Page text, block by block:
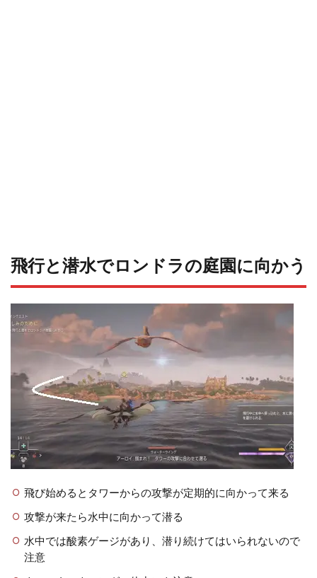
飛行と潜水でロンドラの庭園に向かう
飛び始めるとタワーからの攻撃が定期的に向かって来る
攻撃が来たら水中に向かって潜る
水中では酸素ゲージがあり、潜り続けてはいられないので
注意